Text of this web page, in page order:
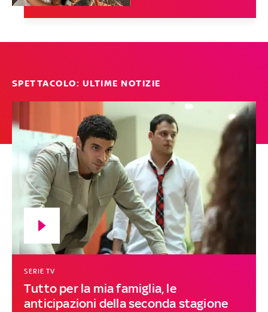
SPETTACOLO: ULTIME NOTIZIE
Tutto per la mia famiglia, le
anticipazioni della seconda stagione
SERIE TV